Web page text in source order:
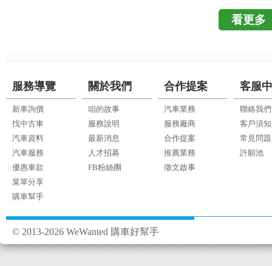
5：公共事件紀錄及
v=167RjJlKVVI) 最
的好處多多，早以成
乎百分百安裝)，也難
茅，幾乎可大膽預言
查指出，台灣750萬
點低。目前行車紀錄
時動輒萬元起跳已親
與溫度，可以得到準
分廠商有附加防盜螺
在器嘴上的偵測器重
裂。 ↑胎
http://
體安裝示意。(來源
A900536BO) 胎內式
氣嘴，優點是隱蔽性
shield.com.tw/
及整合型，LED型多
及格) 。各項目皆高
項： TSP(Top Safety
(Top Safety Pick+) 較
的條件以外，還要評
預防測試」中獲得
Superior(卓越)才有機
IIHS撞擊測試更加重
評選標準中呢？我們
成，透過攝影機或是
語：Electronic
用ESP的名稱；雖然
Distribution) 2.BAS煞
控制式防鎖定煞車系統
防滑控制系統(Traction
其他的控制系統協同
統，而是一個整合系
旋轉了。 (出處：
然橫過路面，甩向左
看更多
服務導覽
新車詢價
找中古車
汽車資料
汽車服務
優惠車款
菜單分享
購車幫手
關於我們
咱的故事
服務說明
最新消息
人才招募
FB粉絲團
合作提案
汽車業務
服務廠商
合作提案
推薦業務
徵文啟事
客服
聯絡我們
客戶須知
常見問題
許願池
© 2013-2026 WeWanted 購車好幫手